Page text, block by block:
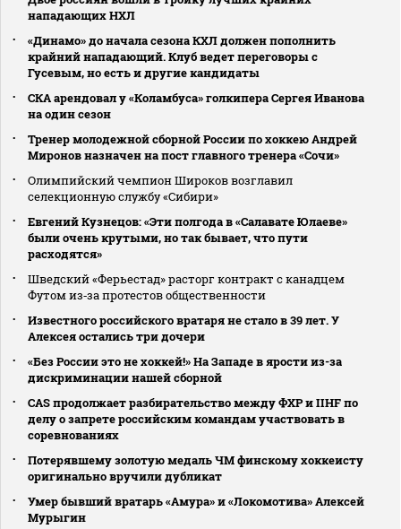
нападающих НХЛ
«Динамо» до начала сезона КХЛ должен пополнить
крайний нападающий. Клуб ведет переговоры с
Гусевым, но есть и другие кандидаты
СКА арендовал у «Коламбуса» голкипера Сергея Иванова
на один сезон
Тренер молодежной сборной России по хоккею Андрей
Миронов назначен на пост главного тренера «Сочи»
Олимпийский чемпион Широков возглавил
селекционную службу «Сибири»
Евгений Кузнецов: «Эти полгода в «Салавате Юлаеве»
были очень крутыми, но так бывает, что пути
расходятся»
Шведский «Ферьестад» расторг контракт с канадцем
Футом из‑за протестов общественности
Известного российского вратаря не стало в 39 лет. У
Алексея остались три дочери
«Без России это не хоккей!» На Западе в ярости из-за
дискриминации нашей сборной
CAS продолжает разбирательство между ФХР и IIHF по
делу о запрете российским командам участвовать в
соревнованиях
Потерявшему золотую медаль ЧМ финскому хоккеисту
оригинально вручили дубликат
Умер бывший вратарь «Амура» и «Локомотива» Алексей
Мурыгин